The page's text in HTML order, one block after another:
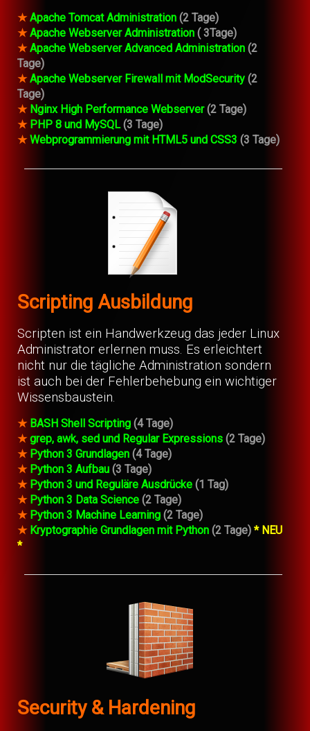
★ Apache Tomcat Administration (2 Tage)
★ Apache Webserver Administration ( 3Tage)
★ Apache Webserver Advanced Administration (2
Tage)
★Apache Webserver Firewall mit ModSecurity (2
Tage)
★ Nginx High Performance Webserver (2 Tage)
★ PHP 8 und MySQL (3 Tage)
★ Webprogrammierung mit HTML5 und CSS3 (3 Tage)
Scripting Ausbildung
Scripten ist ein Handwerkzeug das jeder Linux
Administrator erlernen muss. Es erleichtert
nicht nur die tägliche Administration sondern
ist auch bei der Fehlerbehebung ein wichtiger
Wissensbaustein.
★ BASH Shell Scripting (4 Tage)
★ grep, awk, sed und Regular Expressions (2 Tage)
★Python 3 Grundlagen (4 Tage)
★ Python 3 Aufbau (3 Tage)
★Python 3 und Reguläre Ausdrücke (1 Tag)
★Python 3 Data Science (2 Tage)
★Python 3 Machine Learning (2 Tage)
★ Kryptographie Grundlagen mit Python (2 Tage) * NEU
*
Security & Hardening